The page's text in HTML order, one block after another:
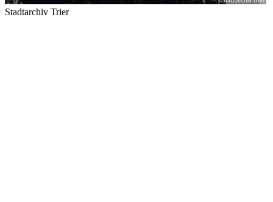
Stadtarchiv Trier